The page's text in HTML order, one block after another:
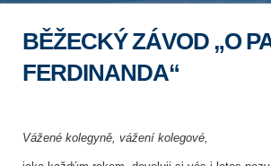
BĚŽECKÝ ZÁVOD „O
FERDINANDA“
Vážené kolegyně, vážení kolegové,